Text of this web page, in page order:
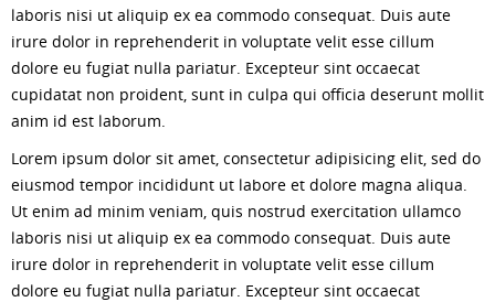
laboris nisi ut aliquip ex ea commodo consequat. Duis aute
irure dolor in reprehenderit in voluptate velit esse cillum
dolore eu fugiat nulla pariatur. Excepteur sint occaecat
cupidatat non proident, sunt in culpa qui officia deserunt mollit
anim id est laborum.
Lorem ipsum dolor sit amet, consectetur adipisicing elit, sed do
eiusmod tempor incididunt ut labore et dolore magna aliqua.
Ut enim ad minim veniam, quis nostrud exercitation ullamco
laboris nisi ut aliquip ex ea commodo consequat. Duis aute
irure dolor in reprehenderit in voluptate velit esse cillum
dolore eu fugiat nulla pariatur. Excepteur sint occaecat